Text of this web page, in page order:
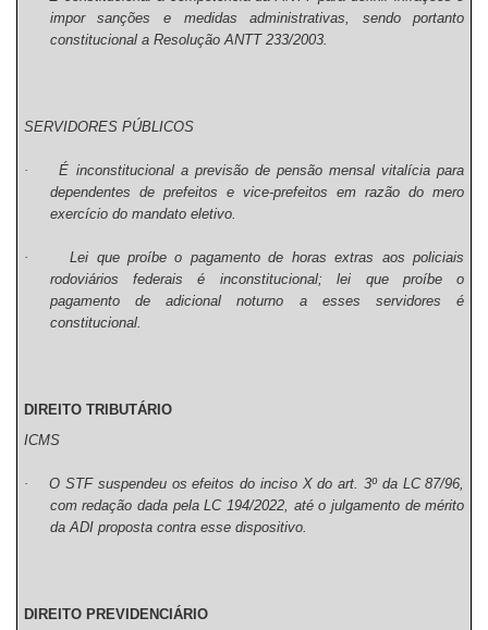
impor sanções e medidas administrativas, sendo portanto
constitucional a Resolução ANTT 233/2003.
SERVIDORES PÚBLICOS
·
É inconstitucional a previsão de pensão mensal vitalícia para
dependentes de prefeitos e vice-prefeitos em razão do mero
exercício do mandato eletivo.
·
Lei que proíbe o pagamento de horas extras aos policiais
rodoviários federais é inconstitucional; lei que proíbe o
pagamento de adicional noturno a esses servidores é
constitucional.
DIREITO TRIBUTÁRIO
ICMS
·
O STF suspendeu os efeitos do inciso X do art. 3º da LC 87/96,
com redação dada pela LC 194/2022, até o julgamento de mérito
da ADI proposta contra esse dispositivo.
DIREITO PREVIDENCIÁRIO